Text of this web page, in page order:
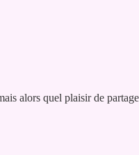
alors quel plaisir de